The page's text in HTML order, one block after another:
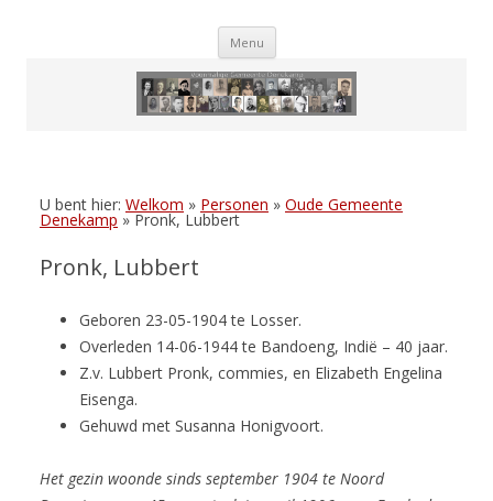
Menu Skip
U bent hier: Welkom » Personen » Oude Gemeente
Denekamp »Pronk, Lubbert
Pronk, Lubbert
Geboren 23-05-1904 te Losser.
Overleden 14-06-1944 te Bandoeng, Indië – 40 jaar.
Z.v. Lubbert Pronk, commies, en Elizabeth Engelina
Eisenga.
Gehuwd met Susanna Honigvoort.
Het gezin woonde sinds september 1904 te Noord